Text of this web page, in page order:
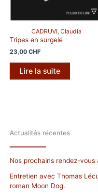
CADRUVI, Claudia
Tripes en surgelé
23,00 CHF
Lire la suite
Actualités récentes
Nos prochains rendez-
Entretien avec Thomas
roman Moon Dog.